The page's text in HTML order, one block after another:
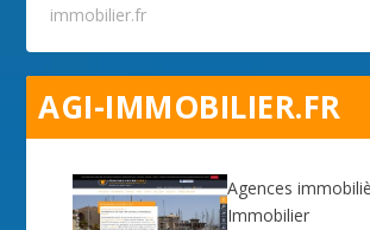
immobilier.fr
AGI-IMMOBILIER.FR
Agences
Immobilier